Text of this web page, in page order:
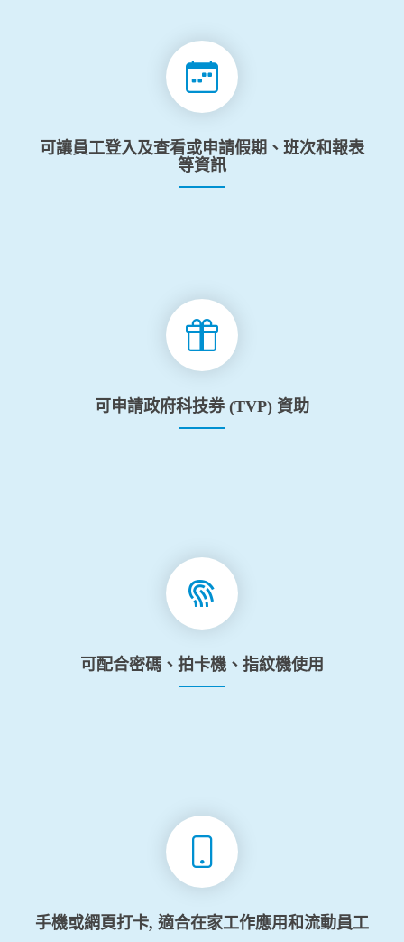
可讓員工登入及查看或申請假期、班次和報表
等資訊
可申請政府科技券 (TVP) 資助
可配合密碼、拍卡機、指紋機使用
手機或網頁打卡, 適合在家工作應用和流動員工